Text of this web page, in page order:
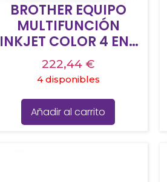
BROTHER EQUIPO
MULTIFUNCIÓN
INKJET COLOR 4 EN 1
DUPLEX WIFI A4 MFC-
J4350DW
222,44 €
4 disponibles
Añadir al carrito